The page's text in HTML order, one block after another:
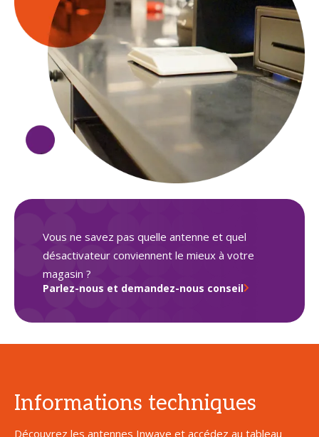
Vous ne savez pas quelle antenne et quel
désactivateur conviennent le mieux à votre
magasin ?
Parlez-nous et demandez-nous conseil
Informations techniques
Découvrez les antennes Inwave et accédez au tableau